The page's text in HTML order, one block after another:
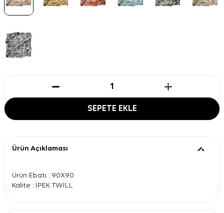
SEPETE EKLE
Ürün Açıklaması
Ürün Ebatı : 90X90
Kalite : İPEK TWİLL